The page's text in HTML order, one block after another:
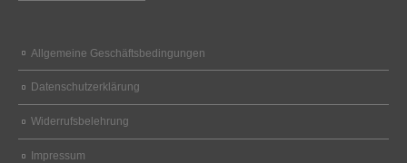
Allgemeine Geschäftsbedingungen
Datenschutzerklärung
Widerrufsbelehrung
Impressum